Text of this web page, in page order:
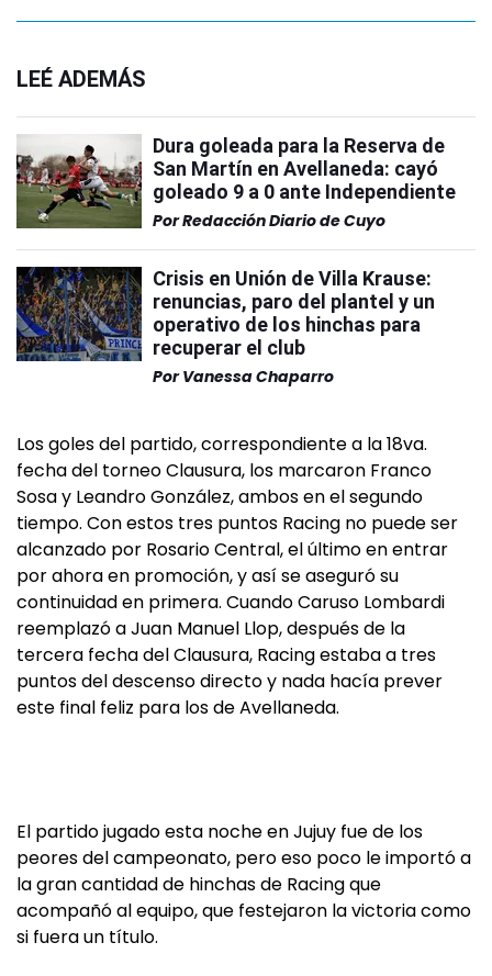
LEÉ ADEMÁS
Dura goleada para la Reserva de
San Martín en Avellaneda: cayó
goleado 9 a 0 ante Independiente
PorRedacción Diario de Cuyo
Crisis en Unión de Villa Krause:
renuncias, paro del plantel y un
operativo de los hinchas para
recuperar el club
Por Vanessa Chaparro
Los goles del partido, correspondiente a la 18va.
fecha del torneo Clausura, los marcaron Franco
Sosa y Leandro González, ambos en el segundo
tiempo. Con estos tres puntos Racing no puede ser
alcanzado por Rosario Central, el último en entrar
por ahora en promoción, y así se aseguró su
continuidad en primera. Cuando Caruso Lombardi
reemplazó a Juan Manuel Llop, después de la
tercera fecha del Clausura, Racing estaba a tres
puntos del descenso directo y nada hacía prever
este final feliz para los de Avellaneda.
El partido jugado esta noche en Jujuy fue de los
peores del campeonato, pero eso poco le importó a
la gran cantidad de hinchas de Racing que
acompañó al equipo, que festejaron la victoria como
si fuera un título.